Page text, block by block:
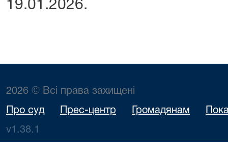
19.01.2026.
2026 © Всі права захищені
Про суд Прес-центр Громадянам
v1.38.1